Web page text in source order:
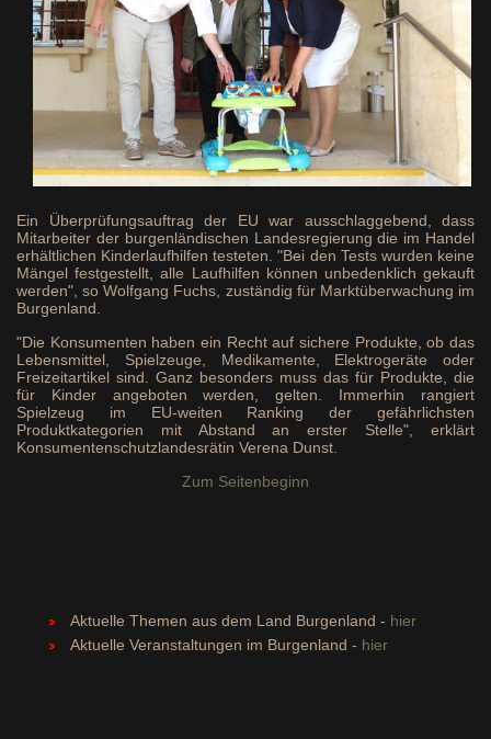
Ein Überprüfungsauftrag der EU war ausschlaggebend, dass
Mitarbeiter der burgenländischen Landesregierung die im Handel
erhältlichen Kinderlaufhilfen testeten. "Bei den Tests wurden keine
Mängel festgestellt, alle Laufhilfen können unbedenklich gekauft
werden", so Wolfgang Fuchs, zuständig für Marktüberwachung im
Burgenland.
"Die Konsumenten haben ein Recht auf sichere Produkte, ob das
Lebensmittel, Spielzeuge, Medikamente, Elektrogeräte oder
Freizeitartikel sind. Ganz besonders muss das für Produkte, die
für Kinder angeboten werden, gelten. Immerhin rangiert
Spielzeug im EU-weiten Ranking der gefährlichsten
Produktkategorien mit Abstand an erster Stelle", erklärt
Konsumentenschutzlandesrätin Verena Dunst.
Zum Seitenbeginn
Aktuelle Themen aus dem Land Burgenland - hier
Aktuelle Veranstaltungen im Burgenland - hier